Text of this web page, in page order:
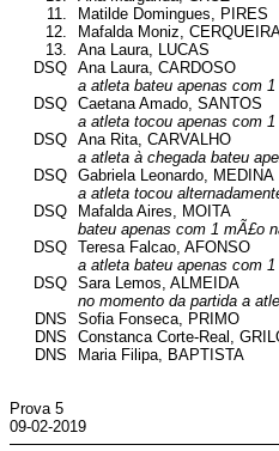
11.
Matilde Domingues, PIRES
12.
Mafalda Moniz,
13.
Ana Laura, LUCAS
DSQ Ana Laura, CARDOSO
a atleta bateu apenas com
DSQ Caetana Amado, SANTOS
a atleta tocou apenas com
DSQ Ana Rita, CARVALHO
a atleta à chegada bateu
DSQ Gabriela Leonardo, MEDINA
a atleta tocou
DSQ
Mafalda Aires, MOITA
bateu apenas com 1 mÃ£o
DSQ Teresa Falcao, AFONSO
a atleta bateu apenas com
DSQ Sara Lemos, ALMEIDA
no momento da partida a
DNS
Sofia Fonseca, PRIMO
DNS
Constanca Corte-Real,
DNS
Maria Filipa, BAPTISTA
Prova 5
09-02-2019